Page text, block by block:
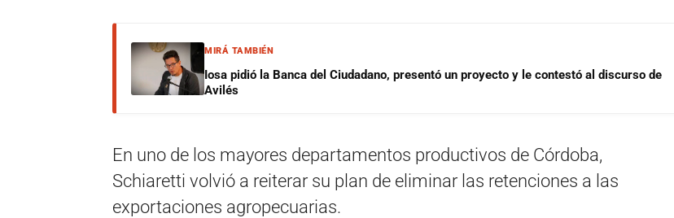
MIRÁ TAMBIÉN
Iosa pidió la Banca del Ciudadano, presentó un proyecto y le contestó al discurso de
Avilés
En uno de los mayores departamentos productivos de Córdoba,
Schiaretti volvió a reiterar su plan de eliminar las retenciones a las
exportaciones agropecuarias.